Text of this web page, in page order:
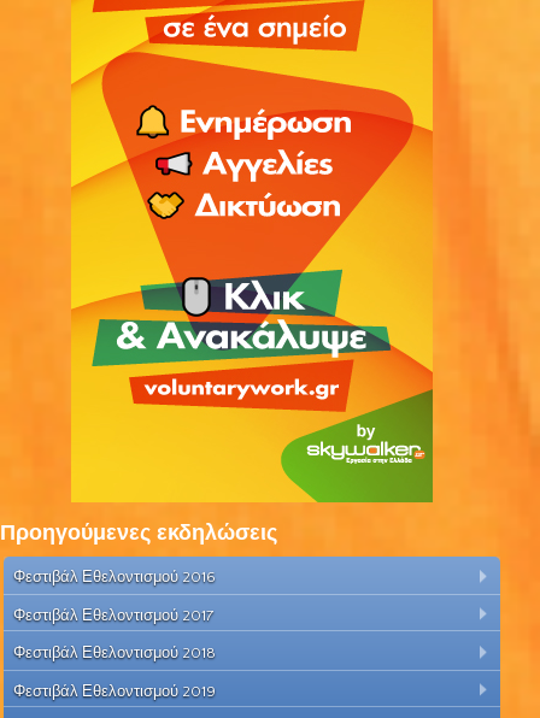
Προηγούμενες εκδηλώσεις
Φεστιβάλ Εθελοντισμού 2016
Φεστιβάλ Εθελοντισμού 2017
Φεστιβάλ Εθελοντισμού 2018
Φεστιβάλ Εθελοντισμού 2019